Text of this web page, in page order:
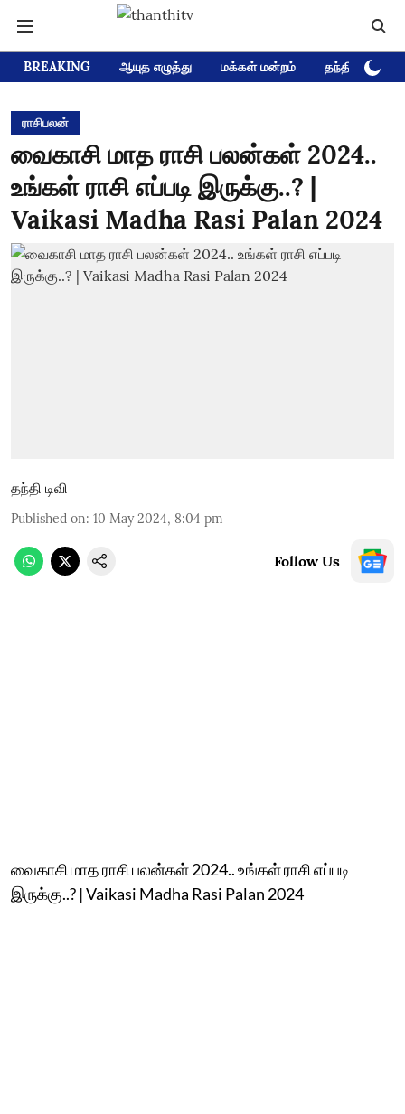
BREAKING ஆயுத எழுத்து மக்கள் மன்றம் தந்தி டிவி
ராசிபலன்
வைகாசி மாத ராசி பலன்கள் 2024..
உங்கள் ராசி எப்படி இருக்கு..? |
Vaikasi Madha Rasi Palan 2024
தந்தி டிவி
Published on: 10 May 2024, 8:04 pm
Follow Us
வைகாசி மாத ராசி பலன்கள் 2024.. உங்கள் ராசி எப்படி
இருக்கு..? | Vaikasi Madha Rasi Palan 2024